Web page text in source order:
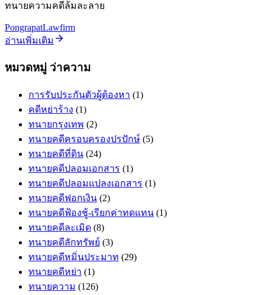
ทนายความคดีล้มละลาย
PongrapatLawfirm
อ่านเพิ่มเติม
หมวดหมู่ ว่าความ
การรับประกันตัวผู้ต้องหา (1)
คดีหย่าร้าง (1)
ทนายกรุงเทพ (2)
ทนายคดีครอบครองปรปักษ์ (5)
ทนายคดีที่ดิน (24)
ทนายคดีปลอมเอกสาร (1)
ทนายคดีปลอมแปลงเอกสาร (1)
ทนายคดีฟอกเงิน (2)
ทนายคดีฟ้องชู้-เรียกค่าทดแทน (1)
ทนายคดีละเมิด (8)
ทนายคดีลักทรัพย์ (3)
ทนายคดีหมิ่นประมาท (29)
ทนายคดีหย่า (1)
ทนายความ (126)